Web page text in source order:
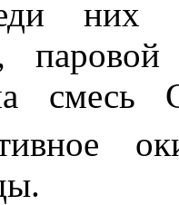
них
смесь